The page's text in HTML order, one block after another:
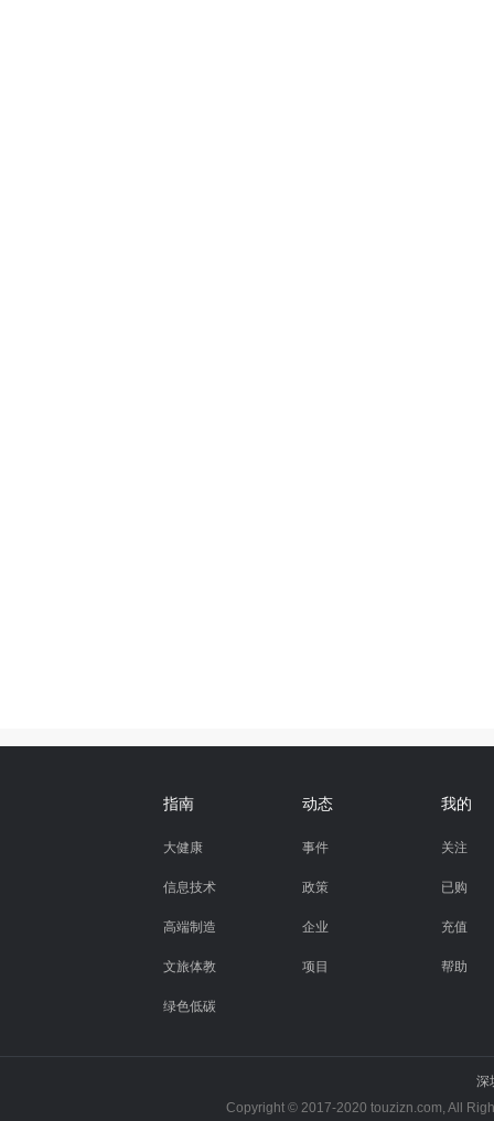
指南
大健康
信息技术
高端制造
文旅体教
绿色低碳
动态
事件
政策
企业
项目
我的
关注
已购
充值
帮助
深
Copyright © 2017-2020 touzizn.com, All